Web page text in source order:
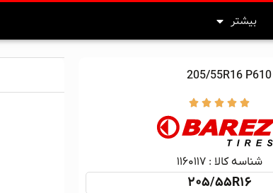
بیشتر





شناسه کالا :‌ ۱۱۶۰۱۱۷
205/55R16